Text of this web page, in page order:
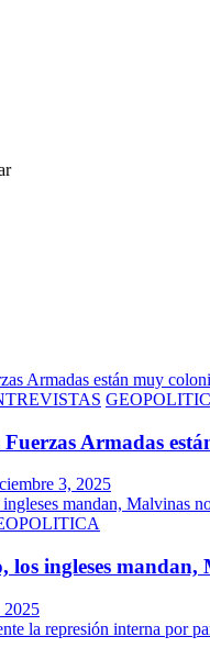
Armadas
3, 2025
los ingleses